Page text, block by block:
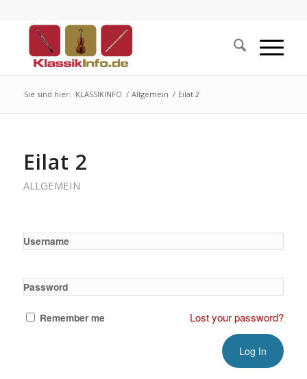
Sie sind hier: KLASSIKINFO / Allgemein / Eilat 2
Eilat 2
ALLGEMEIN
Username
Password
Remember me Lost your password?